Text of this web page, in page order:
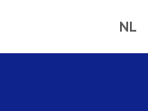
NL